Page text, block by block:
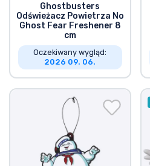
Ghostbusters
Odświeżacz Powietrza No
Ghost Fear Freshener 8
cm
Oczekiwany wygląd:
2026 09. 06.